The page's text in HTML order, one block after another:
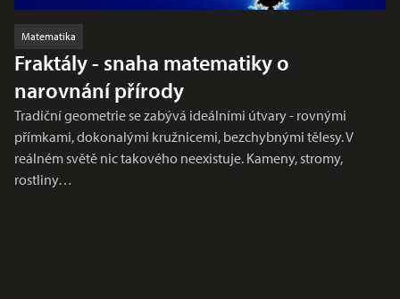
Matematika
Fraktály - snaha matematiky o
narovnání přírody
Tradiční geometrie se zabývá ideálními útvary - rovnými
přímkami, dokonalými kružnicemi, bezchybnými tělesy. V
reálném světě nic takového neexistuje. Kameny, stromy,
rostliny…